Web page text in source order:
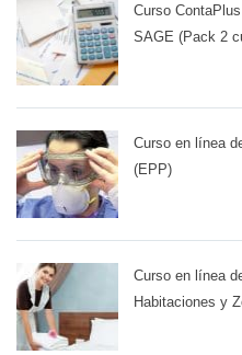
Curso
SAGE (Pack 2
Curso en línea
(EPP)
Curso en línea
Habitaciones y